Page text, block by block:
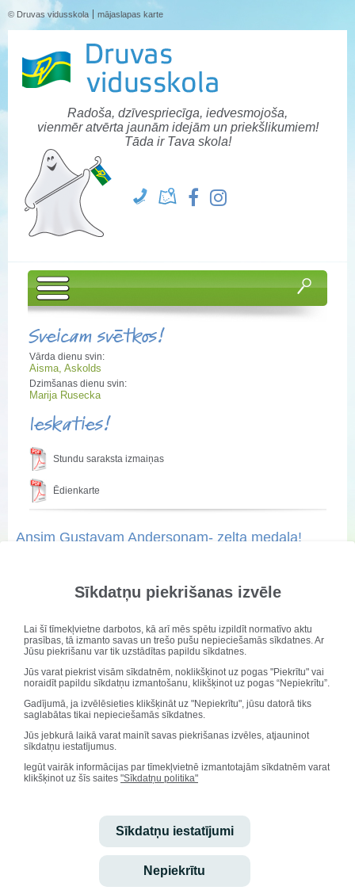
Sīkdatņu piekrišanas izvēle
Lai šī tīmekļvietne darbotos, kā arī mēs spētu izpildīt normatīvo aktu
prasības, tā izmanto savas un trešo pušu nepieciešamās sīkdatnes. Ar
Jūsu piekrišanu var tik uzstādītas papildu sīkdatnes.
Jūs varat piekrist visām sīkdatnēm, noklikšķinot uz pogas "Piekrītu" vai
noraidīt papildu sīkdatņu izmantošanu, klikšķinot uz pogas “Nepiekrītu”.
Gadījumā, ja izvēlēsieties klikšķināt uz "Nepiekrītu", jūsu datorā tiks
saglabātas tikai nepieciešamās sīkdatnes.
Jūs jebkurā laikā varat mainīt savas piekrišanas izvēles, atjauninot
sīkdatņu iestatījumus.
Iegūt vairāk informācijas par tīmekļvietnē izmantotajām sīkdatnēm varat
klikšķinot uz šīs saites "Sīkdatņu politika"
Sīkdatņu iestatījumi
Nepiekrītu
© Druvas vidusskola mājaslapas karte
Radoša, dzīvespriecīga, iedvesmojoša,
vienmēr atvērta jaunām idejām un priekšlikumiem!
Tāda ir Tava skola!
Sveicam svētkos!
Vārda dienu svin:
Aisma, Askolds
Dzimšanas dienu svin:
Marija Rusecka
Ieskaties!
Stundu saraksta izmaiņas
Ēdienkarte
Ansim Gustavam Andersonam- zelta medaļa!
(programmēšanas)
valsts 36.olimpiādes
grupā zelta medaļa
Andersonam!
sasniegumiem un
Paldies skolotājiem-Normundam Svētiņam un Raivim Ieviņam- par
Sveicam svētkos!
Dzimšanas dienu svin: